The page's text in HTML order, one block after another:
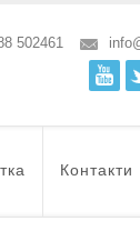
502461
Контакти